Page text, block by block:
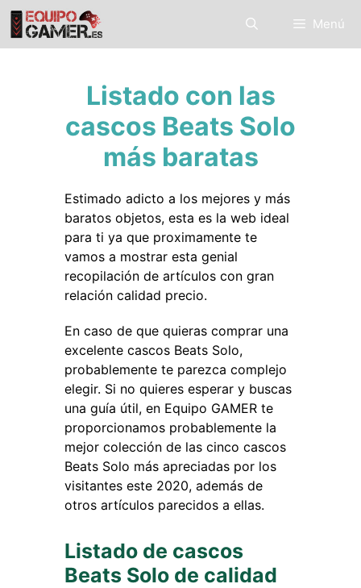
Saltar
contenido
Menú
Listado con las
cascos Beats Solo
más baratas
Estimado adicto a los mejores y más
baratos objetos, esta es la web ideal
para ti ya que proximamente te
vamos a mostrar esta genial
recopilación de artículos con gran
relación calidad precio.
En caso de que quieras comprar una
excelente cascos Beats Solo,
probablemente te parezca complejo
elegir. Si no quieres esperar y buscas
una guía útil, en Equipo GAMER te
proporcionamos probablemente la
mejor colección de las cinco cascos
Beats Solo más apreciadas por los
visitantes este 2020, además de
otros artículos parecidos a ellas.
Listado de cascos
Beats Solo de calidad